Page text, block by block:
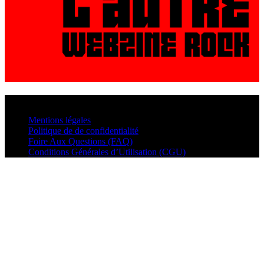
Mentions légales
Politique de de confidentialité
Foire Aux Questions (FAQ)
Conditions Générales d’Utilisation (CGU)